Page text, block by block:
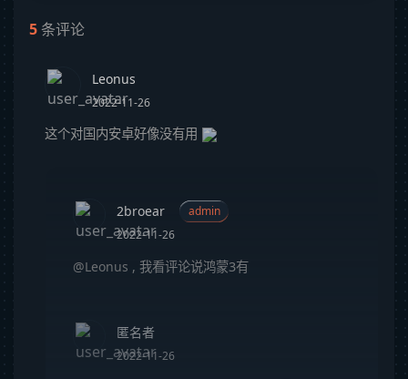
5条评论
Leonus
2022-11-26
这个对国内安卓好像没有用
2broear
admin
2022-11-26
@Leonus , 我看评论说鸿蒙3有
匿名者
2022-11-26